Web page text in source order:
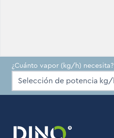
¿Cuánto vapor (kg/h) necesita?